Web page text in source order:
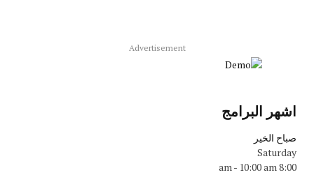
Advertisement
اشهر البرامج
صباح الخير
Saturday
8:00 am
- 10:00 am